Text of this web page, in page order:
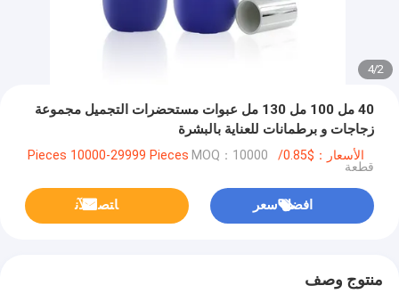
2
/
4
40 مل 100 مل 130 مل عبوات مستحضرات التجميل مجموعة
زجاجات و برطمانات للعناية بالبشرة
الأسعار：$0.85/Pieces 10000-29999 Pieces MOQ：10000
قطعة
افضل سعر ﺎﺘﺼﻟ ﺍﻶﻧ
منتوج وصف